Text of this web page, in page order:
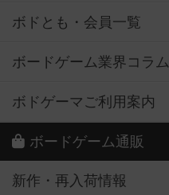
ボドとも・会員一覧
ボードゲーム業界コラム
ボドゲーマご利用案内
ボードゲーム通販
新作・再入荷情報